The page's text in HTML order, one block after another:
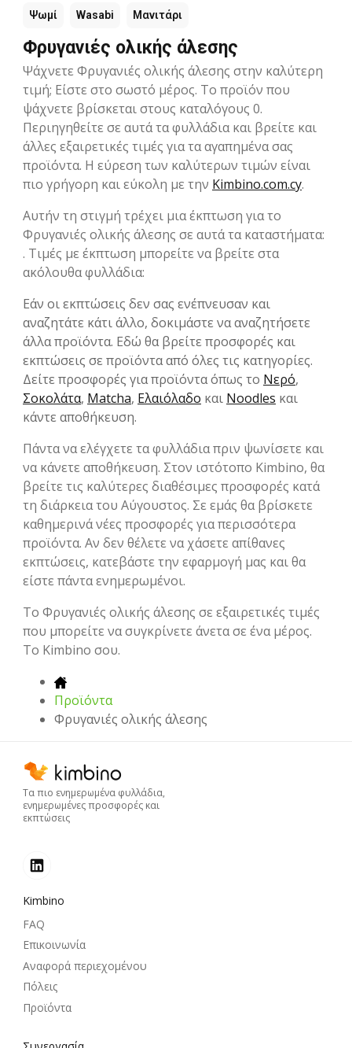
Ψωμί Wasabi Μανιτάρι
Φρυγανιές ολικής άλεσης
Ψάχνετε Φρυγανιές ολικής άλεσης στην καλύτερη
τιμή; Είστε στο σωστό μέρος. Το προϊόν που
ψάχνετε βρίσκεται στους καταλόγους 0.
Περιηγηθείτε σε αυτά τα φυλλάδια και βρείτε και
άλλες εξαιρετικές τιμές για τα αγαπημένα σας
προϊόντα. Η εύρεση των καλύτερων τιμών είναι
πιο γρήγορη και εύκολη με την Kimbino.com.cy.
Αυτήν τη στιγμή τρέχει μια έκπτωση για το
Φρυγανιές ολικής άλεσης σε αυτά τα καταστήματα:
. Τιμές με έκπτωση μπορείτε να βρείτε στα
ακόλουθα φυλλάδια:
Εάν οι εκπτώσεις δεν σας ενέπνευσαν και
αναζητάτε κάτι άλλο, δοκιμάστε να αναζητήσετε
άλλα προϊόντα. Εδώ θα βρείτε προσφορές και
εκπτώσεις σε προϊόντα από όλες τις κατηγορίες.
Δείτε προσφορές για προϊόντα όπως το Νερό,
Σοκολάτα, Matcha, Ελαιόλαδο και Noodles και
κάντε αποθήκευση.
Πάντα να ελέγχετε τα φυλλάδια πριν ψωνίσετε και
να κάνετε αποθήκευση. Στον ιστότοπο Kimbino, θα
βρείτε τις καλύτερες διαθέσιμες προσφορές κατά
τη διάρκεια του Αύγουστος. Σε εμάς θα βρίσκετε
καθημερινά νέες προσφορές για περισσότερα
προϊόντα. Αν δεν θέλετε να χάσετε απίθανες
εκπτώσεις, κατεβάστε την εφαρμογή μας και θα
είστε πάντα ενημερωμένοι.
To Φρυγανιές ολικής άλεσης σε εξαιρετικές τιμές
που μπορείτε να συγκρίνετε άνετα σε ένα μέρος.
Το Kimbino σου.
Προϊόντα
Φρυγανιές ολικής άλεσης
Τα πιο ενημερωμένα φυλλάδια,
ενημερωμένες προσφορές και
εκπτώσεις
Kimbino
FAQ
Επικοινωνία
Αναφορά περιεχομένου
Πόλεις
Προϊόντα